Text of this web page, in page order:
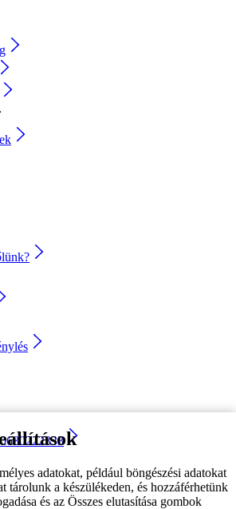
adatokat, például böngészési adatokat
tárolunk a készülékeden, és hozzáférhetünk
és az Összes elutasítása gombok